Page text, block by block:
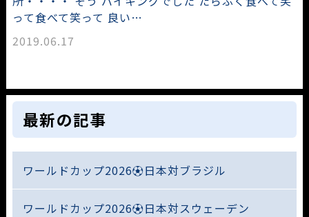
って食べて笑って 良い…
2019.06.17
最新の記事
ワールドカップ2026⚽日本対ブラジル
ワールドカップ2026⚽日本対スウェーデン